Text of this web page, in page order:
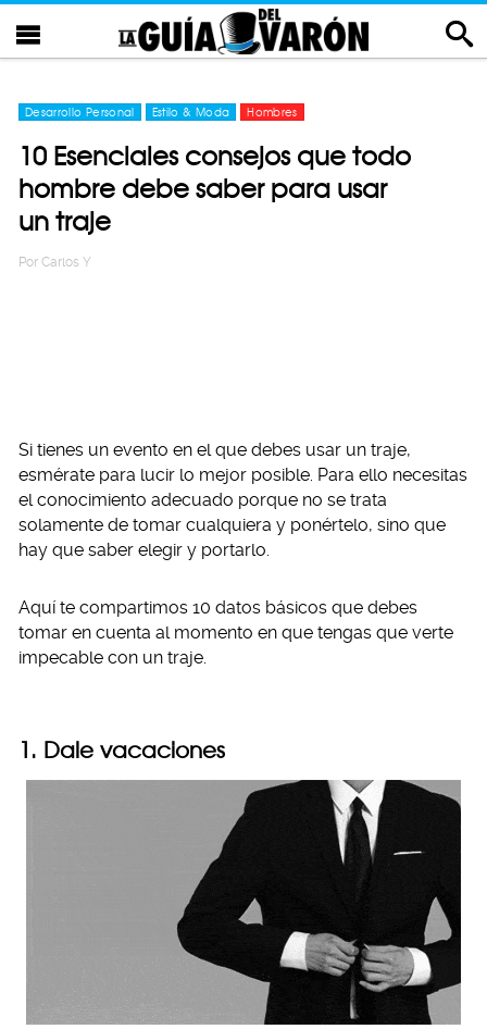
Desarrollo Personal Estilo & Moda Hombres
10 Esenciales consejos que todo
hombre debe saber para usar
un traje
Por Carlos Y
Si tienes un evento en el que debes usar un traje,
esmérate para lucir lo mejor posible. Para ello necesitas
el conocimiento adecuado porque no se trata
solamente de tomar cualquiera y ponértelo, sino que
hay que saber elegir y portarlo.
Aquí te compartimos 10 datos básicos que debes
tomar en cuenta al momento en que tengas que verte
impecable con un traje.
1. Dale vacaciones